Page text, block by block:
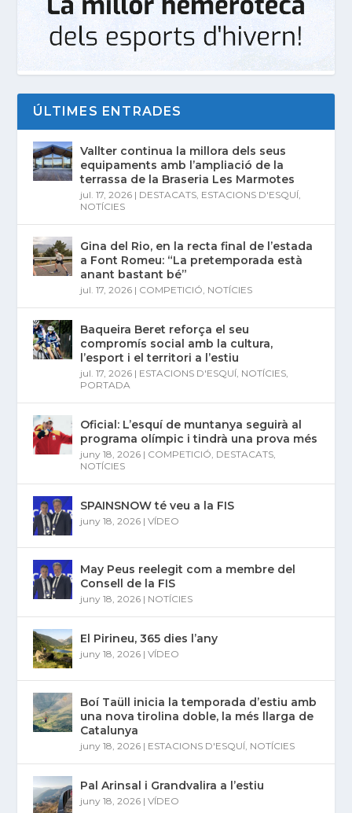
ÚLTIMES ENTRADES
Vallter continua la millora dels seus
equipaments amb l’ampliació de la
terrassa de la Braseria Les Marmotes
jul. 17, 2026 | DESTACATS ESTACIONS D'ESQUÍ
NOTÍCIES
Gina del Rio, en la recta final de l’estada
a Font Romeu: “La pretemporada està
anant bastant bé”
jul. 17, 2026 | COMPETICIÓ NOTÍCIES
Baqueira Beret reforça el seu
compromís social amb la cultura,
l’esport i el territori a l’estiu
jul. 17, 2026 | ESTACIONS D'ESQUÍ NOTÍCIES
PORTADA
Oficial: L’esquí de muntanya seguirà al
programa olímpic i tindrà una prova més
juny 18, 2026 | COMPETICIÓ DESTACATS
NOTÍCIES
SPAINSNOW té veu a la FIS
juny 18, 2026 |VÍDEO
May Peus reelegit com a membre del
Consell de la FIS
juny 18, 2026 | NOTÍCIES
El Pirineu, 365 dies l’any
juny 18, 2026 |VÍDEO
Boí Taüll inicia la temporada d’estiu amb
una nova tirolina doble, la més llarga de
Catalunya
juny 18, 2026 | ESTACIONS D'ESQUÍ NOTÍCIES
Pal Arinsal i Grandvalira a l’estiu
juny 18, 2026 |VÍDEO